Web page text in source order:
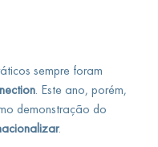
sempre foram
. Este ano, porém,
demonstração do
.